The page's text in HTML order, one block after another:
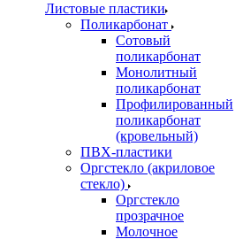
Листовые пластики
Поликарбонат
Сотовый
поликарбонат
Монолитный
поликарбонат
Профилированный
поликарбонат
(кровельный)
ПВХ-пластики
Оргстекло (акриловое
стекло)
Оргстекло
прозрачное
Молочное